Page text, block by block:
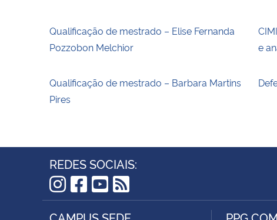
Qualificação de mestrado – Elise Fernanda
Pozzobon Melchior
e
Qualificação de mestrado – Barbara Martins
Pires
REDES SOCIAIS:
Instagram
Facebook
YouTube
RSS